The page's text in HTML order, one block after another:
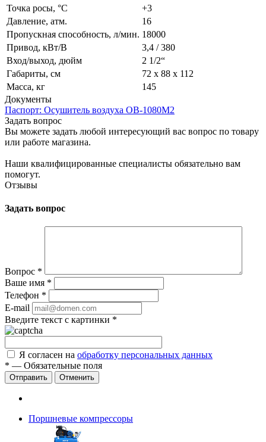
Точка росы, °C
+3
Давление, атм.
16
Пропускная способность, л/мин. 18000
Привод, кВт/В
3,4 / 380
Вход/выход, дюйм
2 1/2“
Габариты, см
72 х 88 х 112
Масса, кг
145
Документы
Паспорт: Осушитель воздуха ОВ-1080М2
Задать вопрос
Вы можете задать любой интересующий вас вопрос по товару
или работе магазина.
Наши квалифицированные специалисты обязательно вам
помогут.
Отзывы
Задать вопрос
Вопрос *
Ваше имя *
Телефон *
E-mail
Введите текст с картинки *
Я согласен на обработку персональных данных
* — Обязательные поля
Отправить Отменить
Поршневые компрессоры